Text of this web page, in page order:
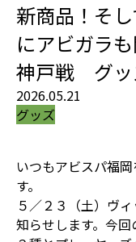
新商品！そ
にアビガラ
神戸戦 グッ
2026.05.21
グッズ
いつもアビスパ福
す。
５／２３（土）ヴ
知らせします。今